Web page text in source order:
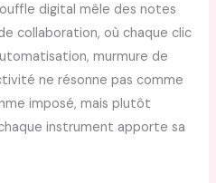
digital mêle des notes
collaboration, où chaque clic
murmure de
ne résonne pas comme
imposé, mais plutôt
instrument apporte sa